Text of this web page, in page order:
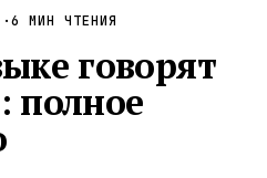
8 554
·6 МИН ЧТЕНИЯ
говорят
полное